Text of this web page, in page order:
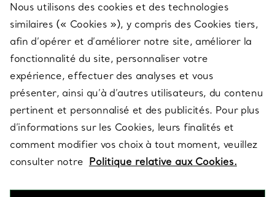
SERVICES
À PROPOS
QUESTIONS LÉGALES
SUIVEZ-NOUS
Nous utilisons des cookies et des technologies
similaires (« Cookies »), y compris des Cookies tiers,
afin d’opérer et d’améliorer notre site, améliorer la
fonctionnalité du site, personnaliser votre
expérience, effectuer des analyses et vous
présenter, ainsi qu’à d’autres utilisateurs, du contenu
pertinent et personnalisé et des publicités. Pour plus
d’informations sur les Cookies, leurs finalités et
comment modifier vos choix à tout moment, veuillez
consulter notre Politique relative aux Cookies.